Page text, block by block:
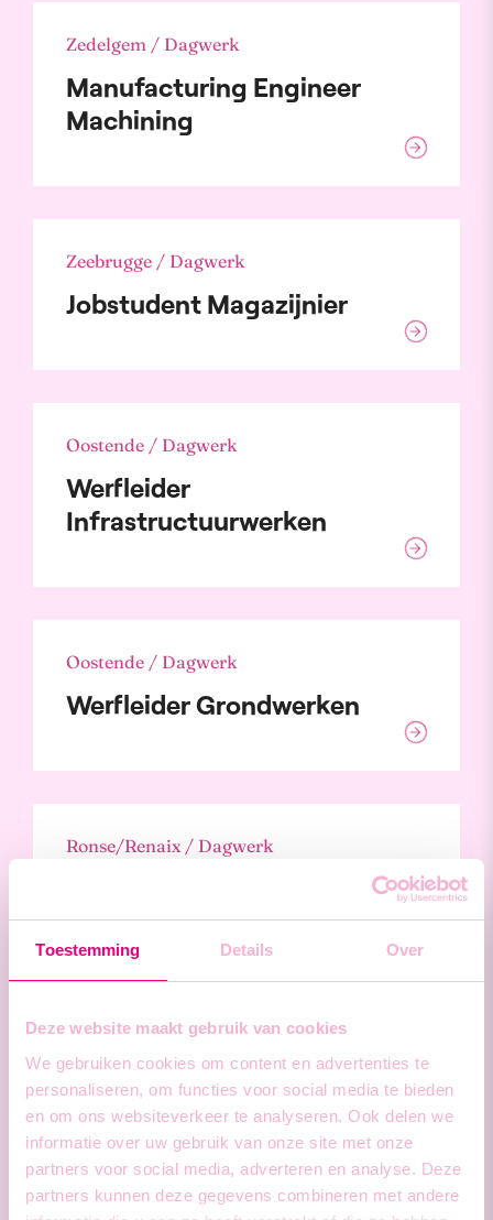
Toestemming Details Over
Deze website maakt gebruik van cookies
We gebruiken cookies om content en advertenties te
personaliseren, om functies voor social media te bieden
en om ons websiteverkeer te analyseren. Ook delen we
informatie over uw gebruik van onze site met onze
partners voor social media, adverteren en analyse. Deze
partners kunnen deze gegevens combineren met andere
Zedelgem / Dagwerk
Manufacturing Engineer
Machining
Zeebrugge / Dagwerk
Jobstudent Magazijnier
Oostende / Dagwerk
Werfleider
Infrastructuurwerken
Oostende / Dagwerk
Werfleider Grondwerken
Ronse/Renaix / Dagwerk
Diksmuide / Dagwerk
Kachelplaatser
Eeklo / Dagwerk